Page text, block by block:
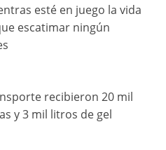
esté en juego la vida
escatimar ningún
recibieron 20 mil
y 3 mil litros de gel